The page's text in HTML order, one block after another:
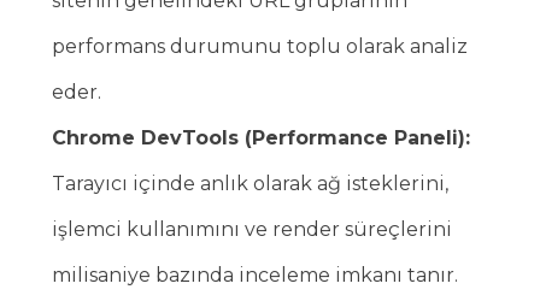
performans durumunu toplu olarak analiz
eder.
Chrome DevTools (Performance Paneli):
Tarayıcı içinde anlık olarak ağ isteklerini,
işlemci kullanımını ve render süreçlerini
milisaniye bazında inceleme imkanı tanır.